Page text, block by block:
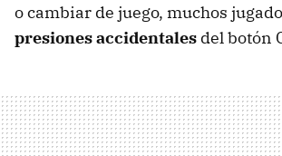
o cambiar de juego, muchos
presiones accidentales del botón